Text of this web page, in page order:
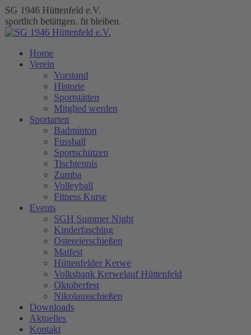
Zum
Inhalt
springen
SG 1946 Hüttenfeld e.V.
sportlich betätigen. fit bleiben.
Home
Verein
Vorstand
Historie
Sportstätten
Mitglied werden
Sportarten
Badminton
Fussball
Sportschützen
Tischtennis
Zumba
Volleyball
Fitness Kurse
Events
SGH Summer Night
Kinderfasching
Ostereierschießen
Maifest
Hüttenfelder Kerwe
Volksbank Kerwelauf Hüttenfeld
Oktoberfest
Nikolausschießen
Downloads
Aktuelles
Kontakt